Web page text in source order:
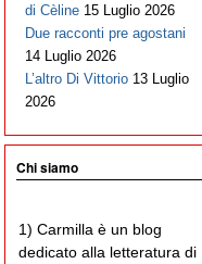
di Cèline 15 Luglio 2026
Due racconti pre agostani
14 Luglio 2026
L’altro Di Vittorio 13 Luglio
2026
Chi siamo
1) Carmilla è un blog
dedicato alla letteratura di